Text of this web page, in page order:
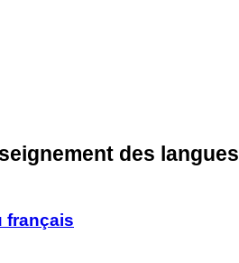
des langues
français